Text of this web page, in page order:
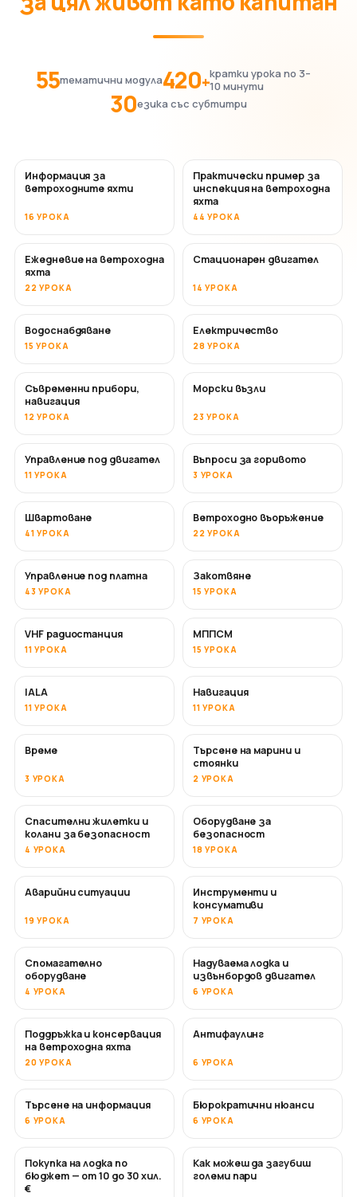
55тематични модула420+кратки урока по 3–
10 минути
30езика със субтитри
Информация за
ветроходните яхти
16 УРОКА
Практически пример за
инспекция на ветроходна
яхта
44 УРОКА
Ежедневие на ветроходна
яхта
22 УРОКА
Стационарен двигател
14 УРОКА
Водоснабдяване
15 УРОКА
Електричество
28 УРОКА
Съвременни прибори,
навигация
12 УРОКА
Морски възли
23 УРОКА
Управление под двигател
11 УРОКА
Въпроси за горивото
3 УРОКА
Швартоване
41 УРОКА
Ветроходно въоръжение
22 УРОКА
Управление под платна
43 УРОКА
Закотвяне
15 УРОКА
VHF радиостанция
11 УРОКА
МППСМ
15 УРОКА
IALA
11 УРОКА
Навигация
11 УРОКА
Време
3 УРОКА
Търсене на марини и
стоянки
2 УРОКА
Спасителни жилетки и
колани за безопасност
4 УРОКА
Оборудване за
безопасност
18 УРОКА
Аварийни ситуации
19 УРОКА
Инструменти и
консумативи
7 УРОКА
Спомагателно
оборудване
4 УРОКА
Надуваема лодка и
извънбордов двигател
6 УРОКА
Поддръжка и консервация
на ветроходна яхта
20 УРОКА
СКОРО
Антифаулинг
6 УРОКА
Търсене на информация
6 УРОКА
Бюрократични нюанси
6 УРОКА
СКОРО
Покупка на лодка по
бюджет — от 10 до 30 хил.
€
СКОРО
Как можеш да загубиш
големи пари